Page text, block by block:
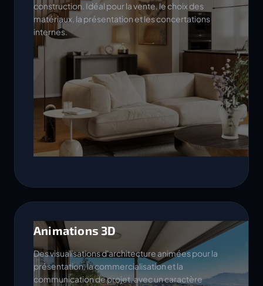
construction. Idéal pour la vente, le choix des
matériaux, la présentation et les concertations
internes.
Animations 3D
Des visualisations d'architecture animées pour la
présentation, la commercialisation et la
communication de projet, avec un caractère